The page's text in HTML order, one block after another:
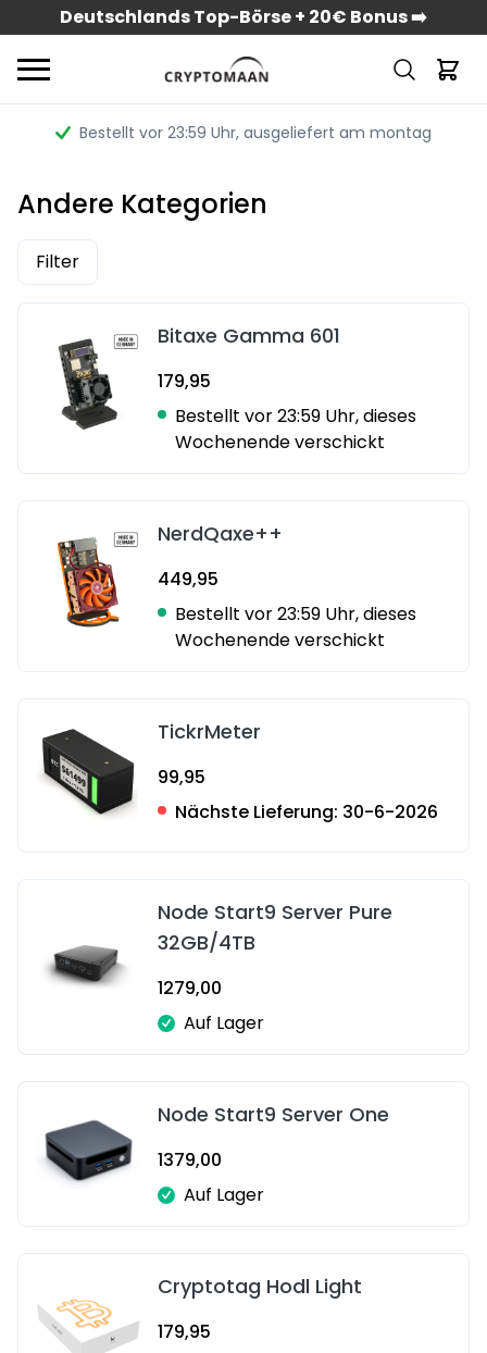
Deutschlands Top-Börse + 20€ Bonus ➡️
Bestellt vor 23:59 Uhr, ausgeliefert am montag
Andere Kategorien
Filter
Bitaxe Gamma 601
179,95
Bestellt vor 23:59 Uhr, dieses
Wochenende verschickt
NerdQaxe++
449,95
Bestellt vor 23:59 Uhr, dieses
Wochenende verschickt
TickrMeter
99,95
Nächste Lieferung: 30-6-2026
Node Start9 Server Pure
32GB/4TB
1279,00
Auf Lager
Node Start9 Server One
1379,00
Auf Lager
Cryptotag Hodl Light
179,95